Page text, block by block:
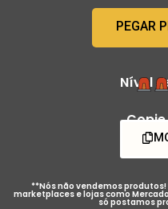
PEGAR
Nível
**Nós não vendemos
marketplaces e lojas como
só postamos